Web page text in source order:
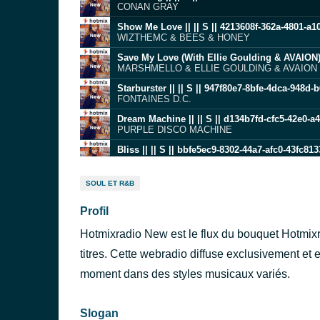
CONAN GRAY
Show Me Love || || S || 4213608f-362a-4801-
WIZTHEMC & BEES & HONEY
MARSHMELLO & ELLIE GOULDING & AVAION
Starburster || || S || 947f80e7-8bfe-4dca-948d-
FONTAINES D.C.
Dream Machine || || S || d134b7fd-cfc5-42e0-
PURPLE DISCO MACHINE
Bliss || || S || bbfe5ec9-8302-44a7-afc0-
Feel Good || || S || 0f0d8b57-ccdf-4a82-8a95-
TATE MCRAE
ALICANTE || || S || dfb1f2c5-5b0e-4a9a-b061-
KARMEN & PLK
SOUL ET R&B
Profil
Hotmixradio New est le flux du bouquet
titres. Cette webradio diffuse exclusivement et
moment dans des styles musicaux variés.
Slogan